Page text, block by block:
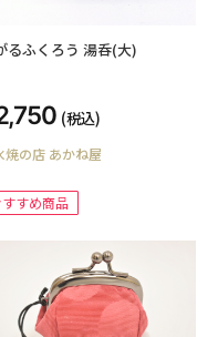
るふくろう 湯呑(大)
(税込)
清水焼の店 あかね屋
すすめ商品